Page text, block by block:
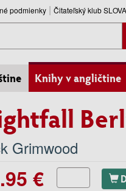
podmienky Čitateľský klub
Knihy v angličtine
Grimwood
€